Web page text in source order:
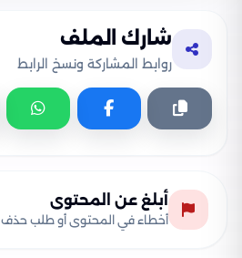
شارك الملف
روابط المشاركة ونسخ الرابط
أبلغ عن المحتوى
أخطاء في المحتوى أو طلب حذف